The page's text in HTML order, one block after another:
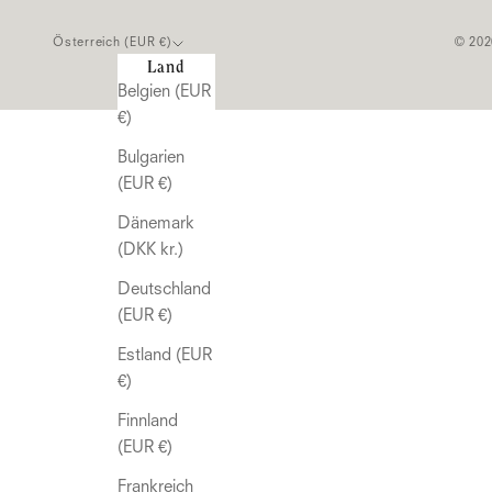
Österreich (EUR €)
Land
Belgien (EUR
€)
Bulgarien
(EUR €)
Dänemark
(DKK kr.)
Deutschland
(EUR €)
Estland (EUR
€)
Finnland
(EUR €)
Frankreich
©